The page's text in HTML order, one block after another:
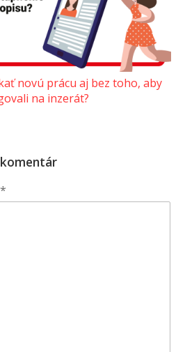
novú prácu aj bez toho, aby
na inzerát?
*